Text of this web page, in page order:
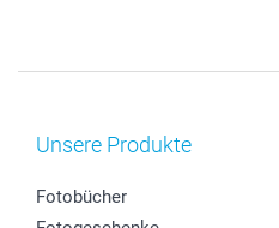
Unsere Produkte
Fotobücher